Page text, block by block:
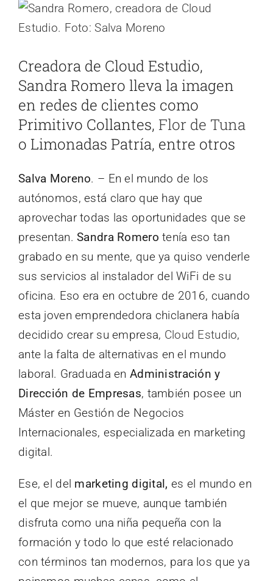
Ver
imagen
grande
Creadora de Cloud Estudio,
Sandra Romero lleva la imagen
en redes de clientes como
Primitivo Collantes, Flor de Tuna
o Limonadas Patría, entre otros
Salva Moreno. – En el mundo de los
autónomos, está claro que hay que
aprovechar todas las oportunidades que se
presentan.Sandra Romero tenía eso tan
grabado en su mente, que ya quiso venderle
sus servicios al instalador del WiFi de su
oficina. Eso era en octubre de 2016, cuando
esta joven emprendedora chiclanera había
decidido crear su empresa, Cloud Estudio,
ante la falta de alternativas en el mundo
laboral. Graduada en Administración y
Dirección de Empresas, también posee un
Máster en Gestión de Negocios
Internacionales, especializada en marketing
digital.
Ese, el del marketing digital, es el mundo en
el que mejor se mueve, aunque también
disfruta como una niña pequeña con la
formación y todo lo que esté relacionado
con términos tan modernos, para los que ya